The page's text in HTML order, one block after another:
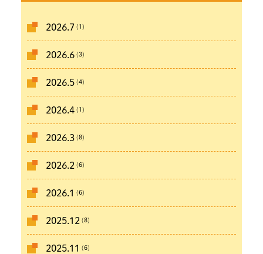
2026.7 (1)
2026.6(3)
2026.5(4)
2026.4(1)
2026.3(8)
2026.2 (6)
2026.1 (6)
2025.12 (8)
2025.11 (6)